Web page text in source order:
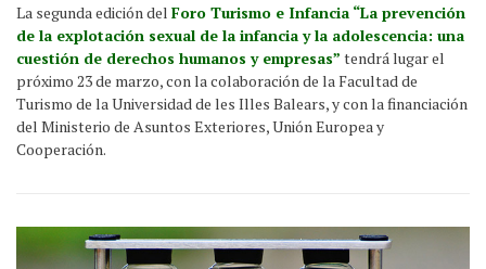
La segunda edición del Foro Turismo e Infancia “La prevención
de la explotación sexual de la infancia y la adolescencia: una
cuestión de derechos humanos y empresas” tendrá lugar el
próximo 23 de marzo, con la colaboración de la Facultad de
Turismo de la Universidad de les Illes Balears, y con la financiación
del Ministerio de Asuntos Exteriores, Unión Europea y
Cooperación.